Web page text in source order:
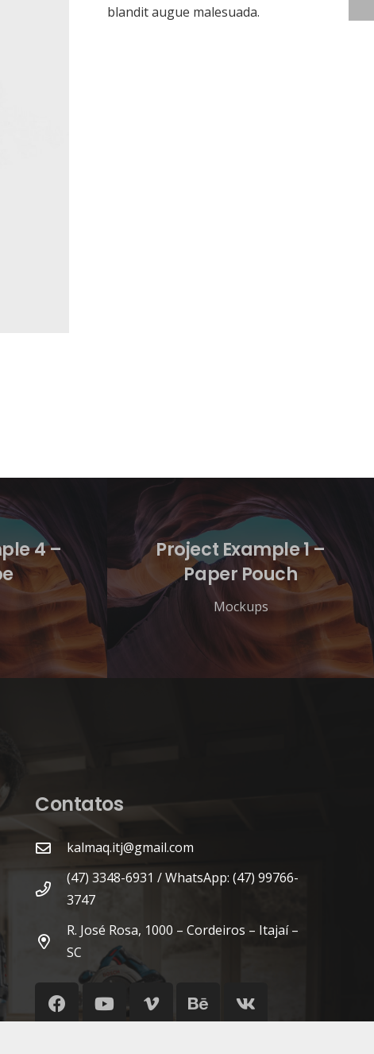
blandit augue malesuada.
4 –
Project Example 1 –
Paper Pouch
Mockups
Contatos
kalmaq.itj@gmail.com
(47) 3348-6931 / WhatsApp: (47) 99766-
3747
R. José Rosa, 1000 – Cordeiros – Itajaí –
SC